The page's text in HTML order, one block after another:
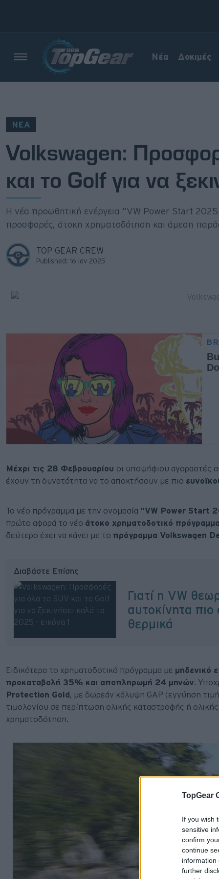
TopGear
If you wish
sensitive
confirm
continue
information
further
Νέα Δοκιμές
ΝΕΑ
Volkswagen:
και το Golf για να
Η νέα προωθητική ενέργεια “VW Power Start
προσφορές, άτοκη χρηματοδότηση και άμεση
TOP GEAR CREW
Published: 16 Ιαν 2025
Μέχρι τις 28 Φεβρουαρίου οι υποψήφιου αγοραστές
έχουν τη δυνατότητα να το αποκτήσουν με πιο
Το νέο πρόγραμμα με την ονομασία "VW Power Start
πρώτο αφορά το νέο άτοκο χρηματοδοτικό
δεύτερο έχει να κάνει με το πρόγραμμα Volkswagen
Διαβάστε Επίσης
Γιατί η VW
αυτοκίνητα
θερμικά
Ειδικότερα το χρηματοδοτικό πρόγραμμα με μηδενικό
προκαταβολή 35% και αποπληρωμή 24 μηνών.
Protection Gold, με δωρεάν κάλυψη GAP (εγγύηση
τιμολογίου σε περίπτωση ολικής καταστροφής ή
χρηματοδότηση.
Electric
Motorsport
Άποψη
Viral
Big Reads
Retro
Gaming